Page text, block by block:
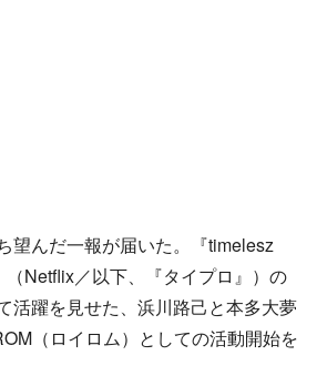
望んだ一報が届いた。『timelesz
Netflix／以下、『タイプロ』）の
活躍を見せた、浜川路己と本多大夢
（ロイロム）としての活動開始を